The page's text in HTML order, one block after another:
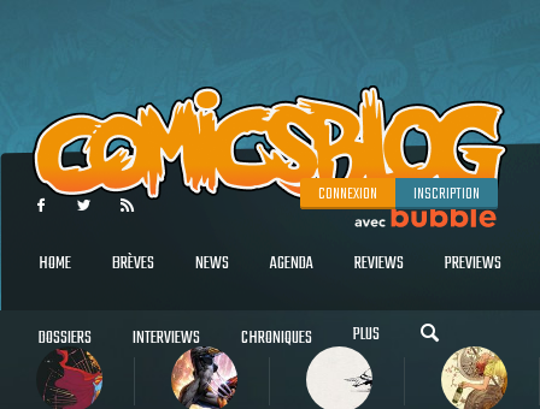
CONNEXION INSCRIPTION
HOME BRÈVES NEWS AGENDA REVIEWS PREVIEWS
DOSSIERS INTERVIEWS CHRONIQUES PLUS